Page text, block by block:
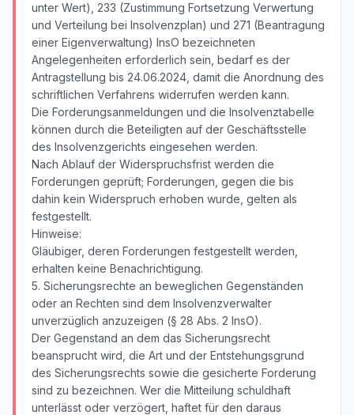
unter Wert), 233 (Zustimmung Fortsetzung Verwertung
und Verteilung bei Insolvenzplan) und 271 (Beantragung
einer Eigenverwaltung) InsO bezeichneten
Angelegenheiten erforderlich sein, bedarf es der
Antragstellung bis 24.06.2024, damit die Anordnung des
schriftlichen Verfahrens widerrufen werden kann.
Die Forderungsanmeldungen und die Insolvenztabelle
können durch die Beteiligten auf der Geschäftsstelle
des Insolvenzgerichts eingesehen werden.
Nach Ablauf der Widerspruchsfrist werden die
Forderungen geprüft; Forderungen, gegen die bis
dahin kein Widerspruch erhoben wurde, gelten als
festgestellt.
Hinweise:
Gläubiger, deren Forderungen festgestellt werden,
erhalten keine Benachrichtigung.
5. Sicherungsrechte an beweglichen Gegenständen
oder an Rechten sind dem Insolvenzverwalter
unverzüglich anzuzeigen (§ 28 Abs. 2 InsO).
Der Gegenstand an dem das Sicherungsrecht
beansprucht wird, die Art und der Entstehungsgrund
des Sicherungsrechts sowie die gesicherte Forderung
sind zu bezeichnen. Wer die Mitteilung schuldhaft
unterlässt oder verzögert, haftet für den daraus